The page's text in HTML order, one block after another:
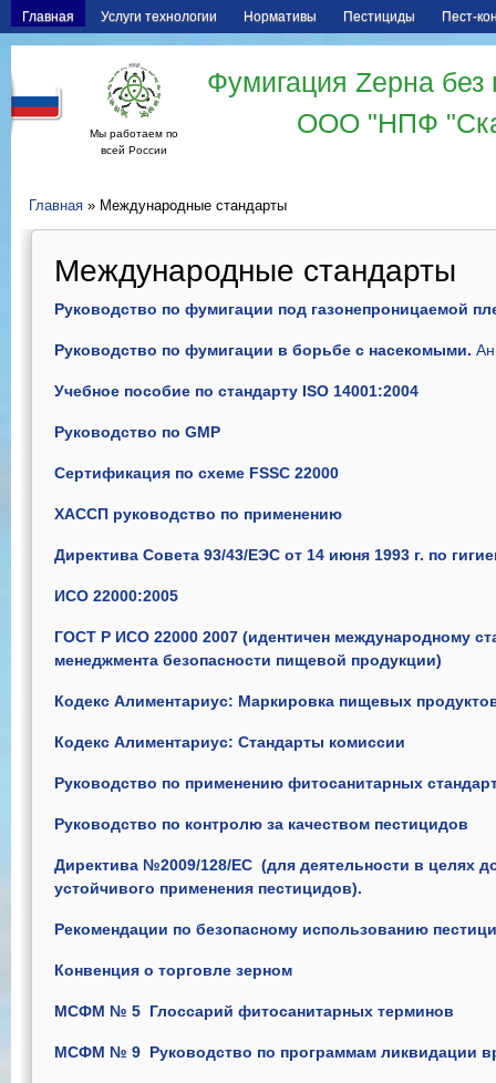
Главная Услуги технологии Нормативы Пестициды Пест-
Мы работаем по
всей России
Фумигация Zерна
ООО "НПФ
Главная » Международные стандарты
Международные стандарты
Руководство по фумигации под газонепроницаемой
Руководство по фумигации в борьбе с насекомыми.
Учебное пособие по стандарту ISO 14001:2004
Руководство по GMP
Сертификация по схеме FSSC 22000
ХАССП руководство по применению
Директива Совета 93/43/ЕЭС от 14 июня 1993 г. по
ИСО 22000:2005
ГОСТ Р ИСО 22000 2007 (идентичен международному
менеджмента безопасности пищевой продукции)
Кодекс Алиментариус: Маркировка пищевых
Кодекс Алиментариус: Стандарты комиссии
Руководство по применению фитосанитарных
Руководство по контролю за качеством пестицидов
Директива №2009/128/EC (для деятельности в целях
устойчивого применения пестицидов).
Рекомендации по безопасному использованию
Конвенция о торговле зерном
МСФМ № 5 Глоссарий фитосанитарных терминов
МСФМ № 9 Руководство по программам ликвидации